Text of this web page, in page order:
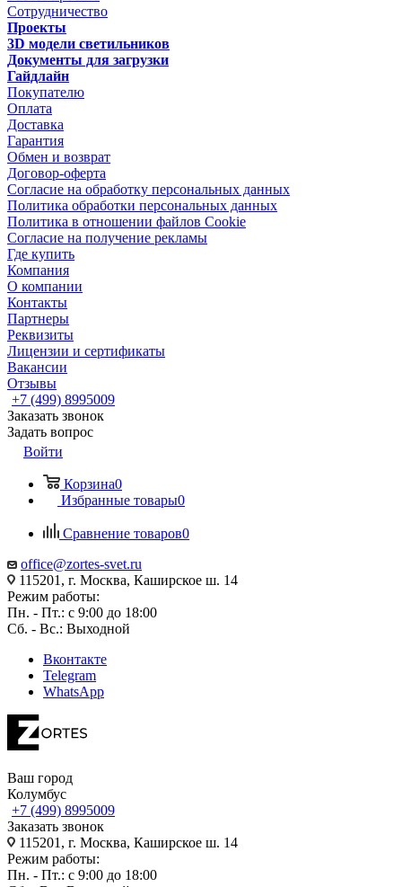
Сотрудничество
Проекты
3D модели светильников
Документы для загрузки
Гайдлайн
Покупателю
Оплата
Доставка
Гарантия
Обмен и возврат
Договор-оферта
Согласие на обработку персональных данных
Политика обработки персональных данных
Политика в отношении файлов Cookie
Согласие на получение рекламы
Где купить
Компания
О компании
Контакты
Партнеры
Реквизиты
Лицензии и сертификаты
Вакансии
Отзывы
+7 (499) 8995009
Заказать звонок
Задать вопрос
Войти
Корзина0
Избранные товары0
Сравнение товаров0
office@zortes-svet.ru
115201, г. Москва, Каширское ш. 14
Режим работы:
Пн. - Пт.: с 9:00 до 18:00
Сб. - Вс.: Выходной
Вконтакте
Telegram
WhatsApp
Ваш город
Колумбус
+7 (499) 8995009
Заказать звонок
115201, г. Москва, Каширское ш. 14
Режим работы:
Пн. - Пт.: с 9:00 до 18:00